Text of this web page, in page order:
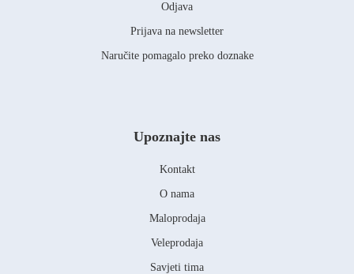
Odjava
Prijava na newsletter
Naručite pomagalo preko doznake
Upoznajte nas
Kontakt
O nama
Maloprodaja
Veleprodaja
Savjeti tima